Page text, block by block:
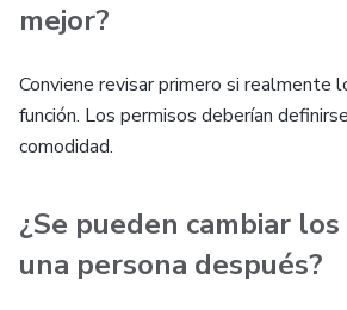
mejor?
Conviene revisar primero si realmente
función. Los permisos deberían
comodidad.
¿Se pueden cambiar los
una persona después?